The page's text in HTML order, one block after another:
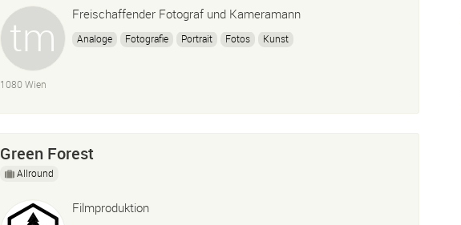
Freischaffender Fotograf und Kameramann
Analoge Fotografie Portrait Fotos Kunst
1080 Wien
Green Forest
Allround
Filmproduktion